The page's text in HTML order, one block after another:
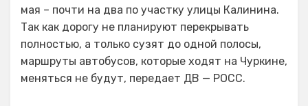
мая – почти на два по участку улицы Калинина.
Так как дорогу не планируют перекрывать
полностью, а только сузят до одной полосы,
маршруты автобусов, которые ходят на Чуркине,
меняться не будут, передает ДВ — РОСС.